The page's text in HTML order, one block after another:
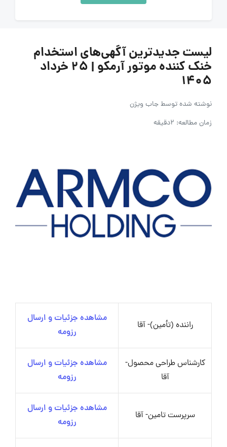
لیست جدیدترین آگهی‌های استخدام
خنک کننده موتور آرمکو | ۲۵ خرداد
۱۴۰۵
نوشته شده توسطجاب ویژن
زمان مطالعه: 2دقیقه
راننده (تأمین)- آقا
مشاهده جزئیات و ارسال
رزومه
کارشناس طراحی محصول-
آقا
مشاهده جزئیات و ارسال
رزومه
سرپرست تامین- آقا
مشاهده جزئیات و ارسال
رزومه